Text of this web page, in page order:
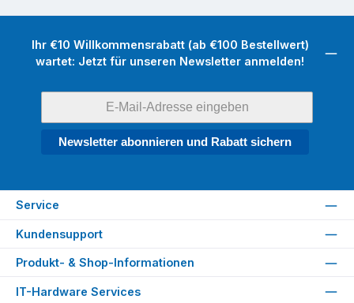
Ihr €10 Willkommensrabatt (ab €100 Bestellwert)
wartet: Jetzt für unseren Newsletter anmelden!
Newsletter abonnieren und Rabatt sichern
Service
Kundensupport
Produkt- & Shop-Informationen
IT-Hardware Services